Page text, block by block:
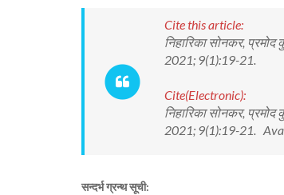
Cite this article:
निहारिका सोनकर,
2021; 9(1):19-21.
Cite(Electronic):
निहारिका सोनकर,
2021; 9(1):19-21.
सन्दर्भ ग्रन्थ सूची: